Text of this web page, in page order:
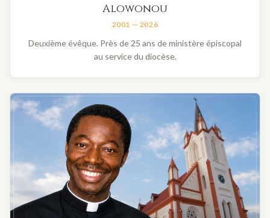
Alowonou
2001 — 2026
Deuxième évêque. Près de 25 ans de ministère épiscopal
au service du diocèse.